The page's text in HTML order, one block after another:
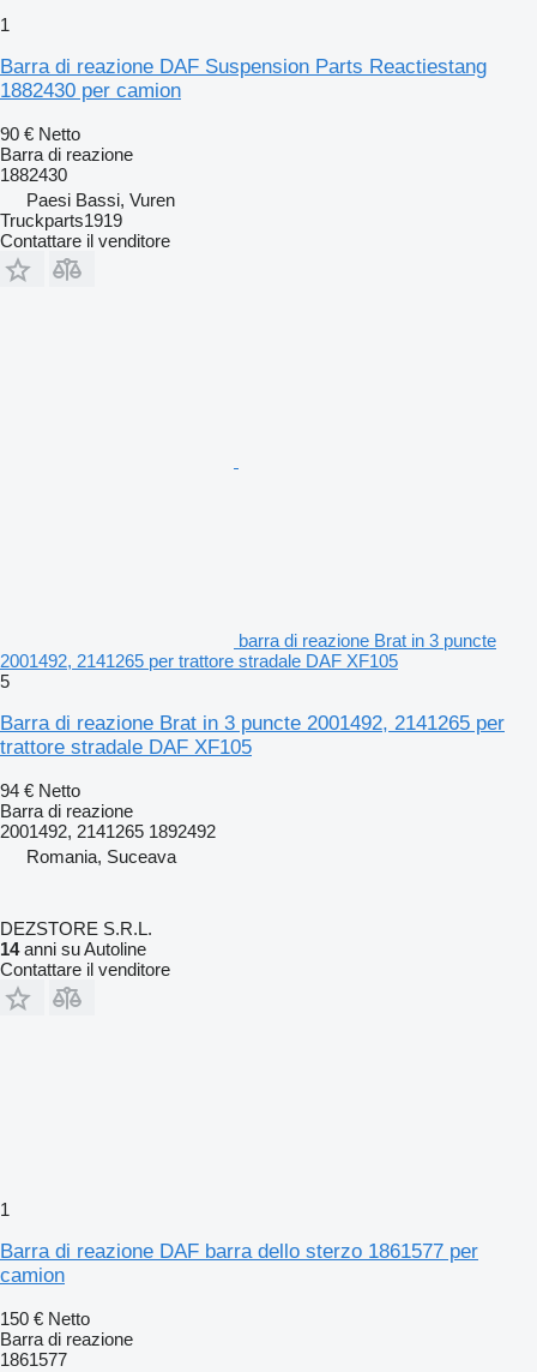
1
Barra di reazione DAF Suspension Parts Reactiestang
1882430 per camion
90 € Netto
Barra di reazione
1882430
Paesi Bassi, Vuren
Truckparts1919
Contattare il venditore
barra di reazione Brat in 3 puncte
2001492, 2141265 per trattore stradale DAF XF105
5
Barra di reazione Brat in 3 puncte 2001492, 2141265 per
trattore stradale DAF XF105
94 € Netto
Barra di reazione
2001492, 2141265 1892492
Romania, Suceava
DEZSTORE S.R.L.
14anni su Autoline
Contattare il venditore
1
Barra di reazione DAF barra dello sterzo 1861577 per
camion
150 € Netto
Barra di reazione
1861577